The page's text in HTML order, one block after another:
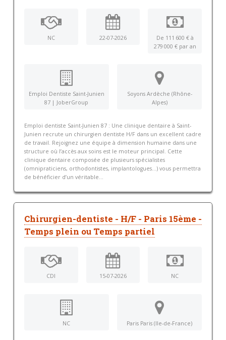
NC 22-07-2026
De 111 600 € à
279 000 € par an
Emploi Dentiste Saint-Junien
87 | JoberGroup
Soyons Ardèche (Rhône-
Alpes)
Emploi dentiste Saint-Junien 87 : Une clinique dentaire à Saint-
Junien recrute un chirurgien dentiste H/F dans un excellent cadre
de travail. Rejoignez une équipe à dimension humaine dans une
structure où l’accès aux soins est le moteur principal. Cette
clinique dentaire composée de plusieurs spécialistes
(omnipraticiens, orthodontistes, implantologues…) vous permettra
de bénéficier d’un véritable...
Chirurgien-dentiste - H/F - Paris 15ème -
Temps plein ou Temps partiel
CDI 15-07-2026 NC
NC Paris Paris (Ile-de-France)